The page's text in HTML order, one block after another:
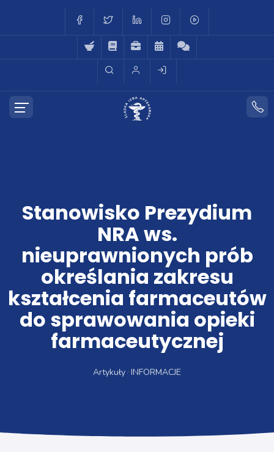
Stanowisko Prezydium
NRA ws.
nieuprawnionych prób
określania zakresu
kształcenia farmaceutów
do sprawowania opieki
farmaceutycznej
Artykuły INFORMACJE